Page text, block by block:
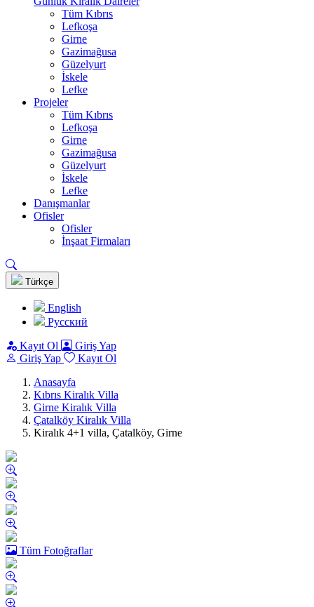
Tüm Kıbrıs
Lefkoşa
Girne
Gazimağusa
Güzelyurt
İskele
Lefke
Projeler
Tüm Kıbrıs
Lefkoşa
Girne
Gazimağusa
Güzelyurt
İskele
Lefke
Danışmanlar
Ofisler
Ofisler
İnşaat Firmaları
Türkçe
English
Pусский
Kayıt Ol
Giriş Yap
Giriş Yap
Kayıt Ol
Anasayfa
Kıbrıs Kiralık Villa
Girne Kiralık Villa
Çatalköy Kiralık Villa
Kiralık 4+1 villa, Çatalköy, Girne
Tüm Fotoğraflar